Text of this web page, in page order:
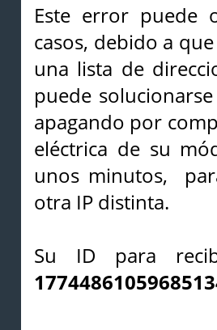
Este error puede
casos, debido a
una lista de
puede
apagando por
eléctrica de su
unos minutos,
otra IP distinta.
Su ID para